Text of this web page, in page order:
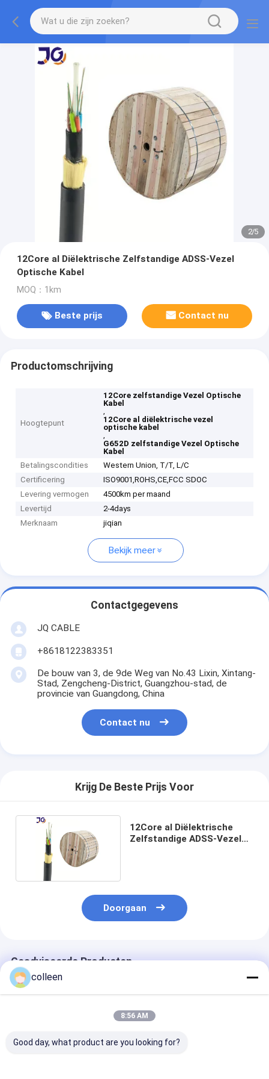
2/5
12Core al Diëlektrische Zelfstandige ADSS-Vezel
Optische Kabel
MOQ：1km
Beste prijs Contact nu
Productomschrijving
Hoogtepunt
12Core zelfstandige Vezel Optische
Kabel
,
12Core al diëlektrische vezel
optische kabel
,
G652D zelfstandige Vezel Optische
Kabel
Betalingscondities
Western Union, T/T, L/C
Certificering
ISO9001,ROHS,CE,FCC SDOC
Levering vermogen
4500km per maand
Levertijd
2-4days
Merknaam
jiqian
Bekijk meer
Contactgegevens
JQ CABLE
+8618122383351
De bouw van 3, de 9de Weg van No.43 Lixin, Xintang-
Stad, Zengcheng-District, Guangzhou-stad, de
provincie van Guangdong, China
Contact nu
Krijg De Beste Prijs Voor
12Core al Diëlektrische
Zelfstandige ADSS-Vezel
Doorgaan
Geadviseerde Producten
colleen
8:56 AM
Good day, what product are you looking for?